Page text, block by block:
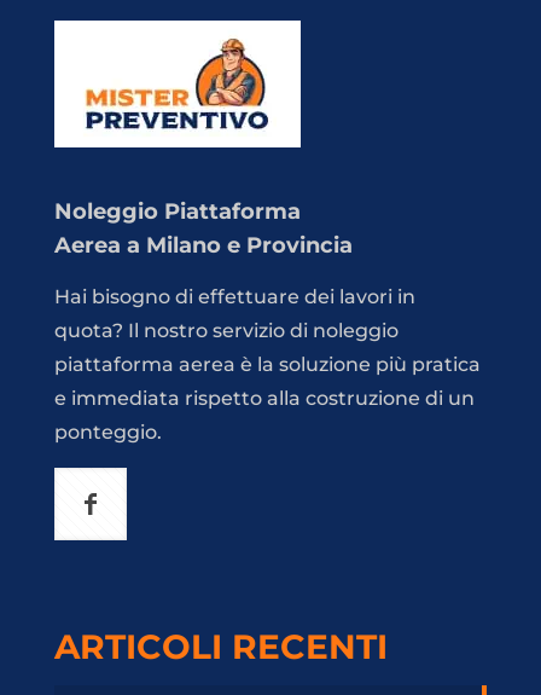
Noleggio Piattaforma
Aerea a Milano e Provincia
Hai bisogno di effettuare dei lavori in
quota? Il nostro servizio di noleggio
piattaforma aerea è la soluzione più pratica
e immediata rispetto alla costruzione di un
ponteggio.
ARTICOLI RECENTI